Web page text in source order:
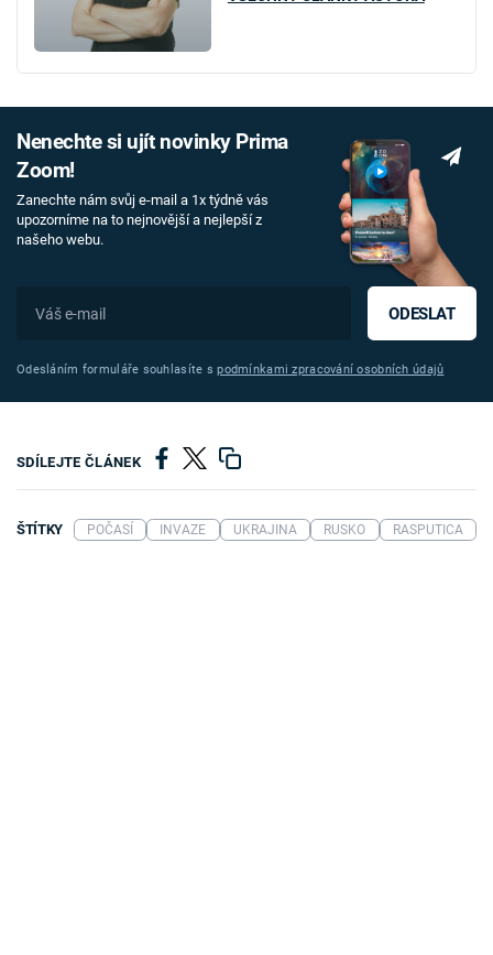
Nenechte si ujít novinky Prima
Zoom!
Zanechte nám svůj e-mail a 1x týdně vás
upozorníme na to nejnovější a nejlepší z
našeho webu.
ODESLAT
Odesláním formuláře souhlasíte spodmínkami zpracování osobních údajů
SDÍLEJTE ČLÁNEK
ŠTÍTKY POČASÍ INVAZE UKRAJINA RUSKO RASPUTICA